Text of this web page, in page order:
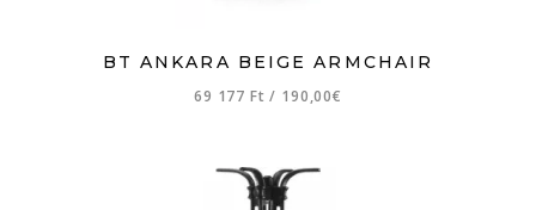
BT ANKARA BEIGE ARMCHAIR
69 177 Ft/ 190,00€